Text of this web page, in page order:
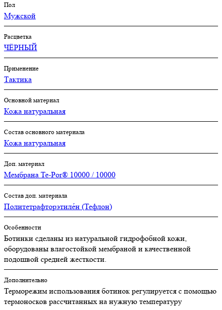
Пол
Мужской
Расцветка
ЧЁРНЫЙ
Применение
Тактика
Основной материал
Кожа натуральная
Состав основного материала
Кожа натуральная
Доп. материал
Мембрана Te-Por® 10000 / 10000
Состав доп. материала
Политетрафторэтиле́н (Тефлон)
Особенности
Ботинки сделаны из натуральной гидрофобной кожи,
оборудованы влагостойкой мембраной и качественной
подошвой средней жесткости.
Дополнительно
Терморежим использования ботинок регулируется с помощью
термоносков рассчитанных на нужную температуру